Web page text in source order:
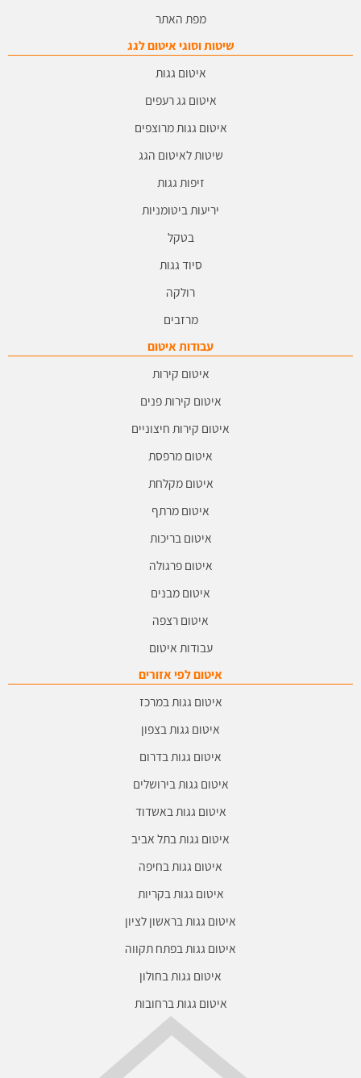
מפת האתר
שיטות וסוגי איטום לגג
איטום גגות
איטום גג רעפים
איטום גגות מרוצפים
שיטות לאיטום הגג
זיפות גגות
יריעות ביטומניות
בטקל
סיוד גגות
רולקה
מרזבים
עבודות איטום
איטום קירות
איטום קירות פנים
איטום קירות חיצוניים
איטום מרפסת
איטום מקלחת
איטום מרתף
איטום בריכות
איטום פרגולה
איטום מבנים
איטום רצפה
עבודות איטום
איטום לפי אזורים
איטום גגות במרכז
איטום גגות בצפון
איטום גגות בדרום
איטום גגות בירושלים
איטום גגות באשדוד
איטום גגות בתל אביב
איטום גגות בחיפה
איטום גגות בקריות
איטום גגות בראשון לציון
איטום גגות בפתח תקווה
איטום גגות בחולון
איטום גגות ברחובות